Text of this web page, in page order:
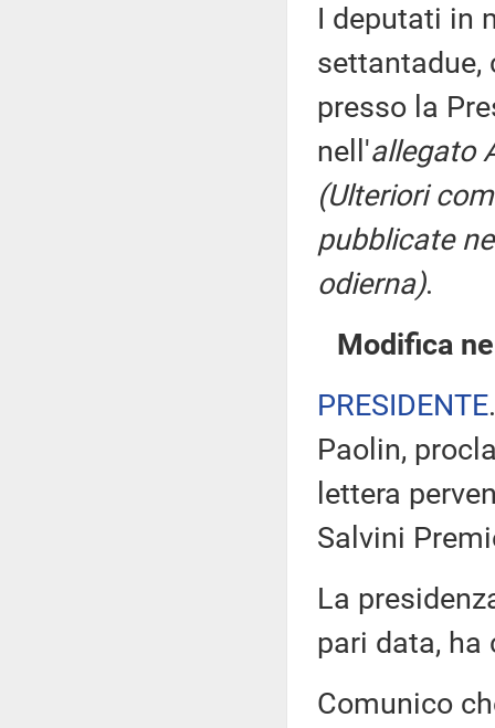
I deputati in
settantadue,
presso la
nell'allegato
(Ulteriori
pubblicate
odierna).
Modifica
PRESIDENTE
Paolin,
lettera
Salvini
La
pari data,
Comunico